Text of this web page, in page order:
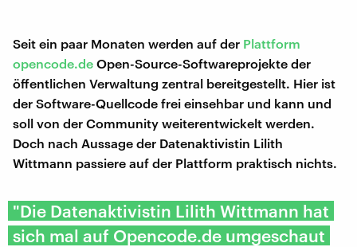
Seit ein paar Monaten werden auf der Plattform
opencode.de Open-Source-Softwareprojekte der
öffentlichen Verwaltung zentral bereitgestellt. Hier ist
der Software-Quellcode frei einsehbar und kann und
soll von der Community weiterentwickelt werden.
Doch nach Aussage der Datenaktivistin Lilith
Wittmann passiere auf der Plattform praktisch nichts.
"Die Datenaktivistin Lilith Wittmann hat
sich mal auf Opencode.de umgeschaut